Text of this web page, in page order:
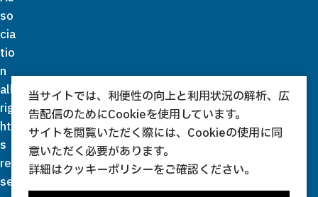
so
cia
tio
n
all
rig
ht
s
re
se
当サイトでは、利便性の向上と利用状況の解析、広
告配信のためにCookieを使用しています。
サイトを閲覧いただく際には、Cookieの使用に同
意いただく必要があります。
詳細はクッキーポリシーをご確認ください。